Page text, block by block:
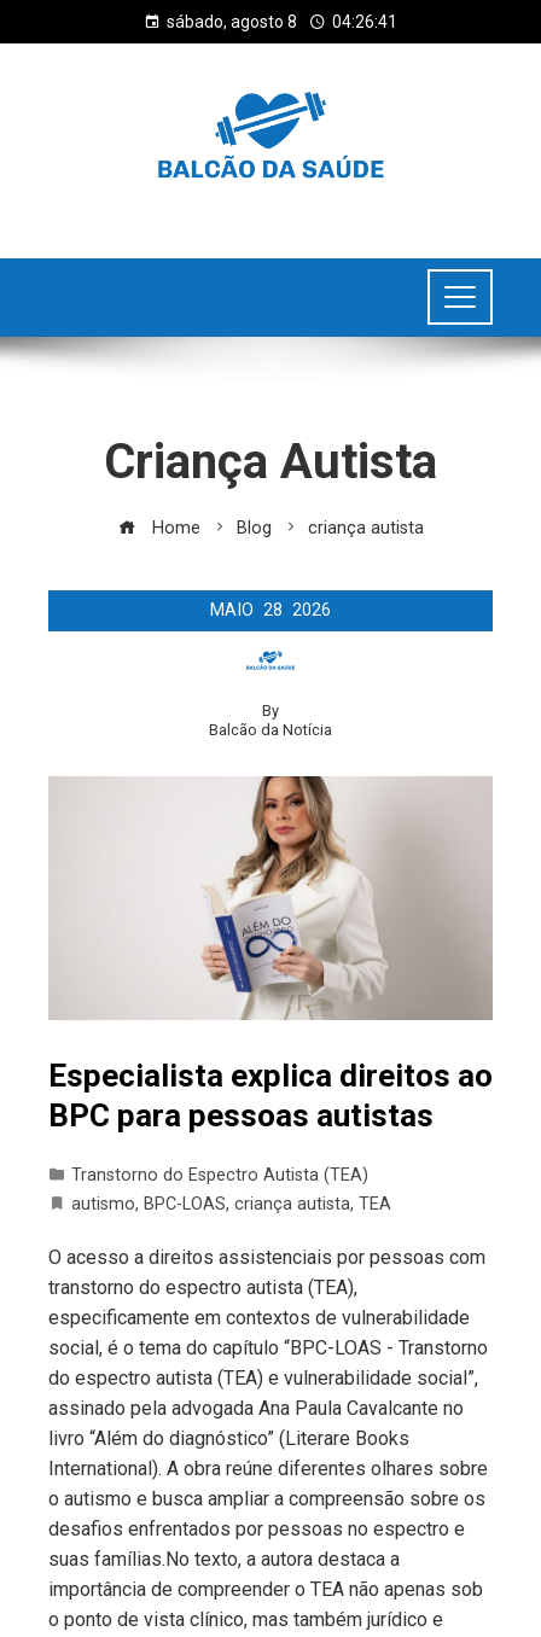
sábado, agosto 8 04:26:41
Criança Autista
Home Blog criança autista
MAIO 28 2026
By
Balcão da Notícia
Especialista explica direitos ao
BPC para pessoas autistas
Transtorno do Espectro Autista (TEA)
autismo, BPC-LOAS, criança autista, TEA
O acesso a direitos assistenciais por pessoas com
transtorno do espectro autista (TEA),
especificamente em contextos de vulnerabilidade
social, é o tema do capítulo “BPC-LOAS - Transtorno
do espectro autista (TEA) e vulnerabilidade social”,
assinado pela advogada Ana Paula Cavalcante no
livro “Além do diagnóstico” (Literare Books
International). A obra reúne diferentes olhares sobre
o autismo e busca ampliar a compreensão sobre os
desafios enfrentados por pessoas no espectro e
suas famílias.No texto, a autora destaca a
importância de compreender o TEA não apenas sob
o ponto de vista clínico, mas também jurídico e